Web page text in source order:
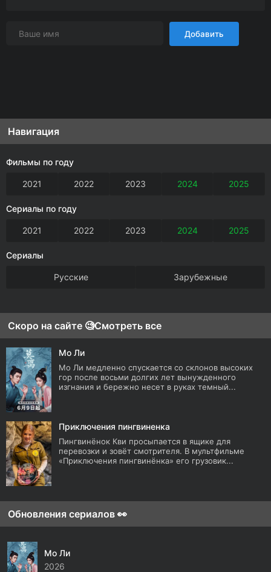
Добавить
Навигация
Фильмы по году
2021 2022 2023 2024 2025
Сериалы по году
2021 2022 2023 2024 2025
Сериалы
Русские Зарубежные
Скоро на сайте 🧐Смотреть все
Мо Ли
Мо Ли медленно спускается со склонов высоких
гор после восьми долгих лет вынужденного
изгнания и бережно несет в руках темный...
Приключения пингвиненка
Пингвинёнок Кви просыпается в ящике для
перевозки и зовёт смотрителя. В мультфильме
«Приключения пингвинёнка» его грузовик...
Обновления сериалов 👀
Мо Ли
2026